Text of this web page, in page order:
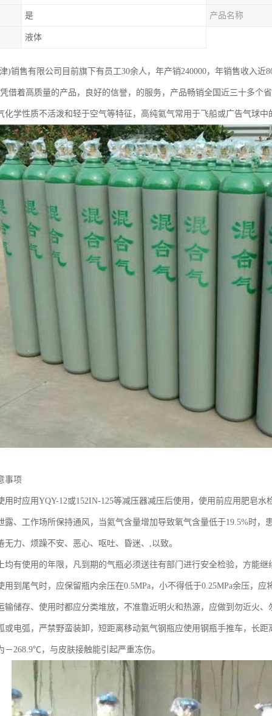
是 产品名称
液体
)销售有限公司目前旗下有员工30余人，年产销240000，年销售收入近
借着高质量的产品，良好的信誉，的服务，产品畅销全国近三十多个
化学性质不活泼和轻于空气等特征，高纯氦气常用于飞船或广告气球
事项
用时应用YQY-12或152IN-125等减压器减压后使用，使用前应用肥皂
露、工作场所保持通风，当氦气含量增加导致氧气含量低于19.5%时，
无力、烦躁不安、恶心、呕吐、昏迷、,以致。
均有使用的年限，凡到期的气瓶必须送往有部门进行安全检验，方能继
用到尾气时，应保留瓶内余压在0.5MPa，小不得低于0.25MPa余压，
输储存、使用时都应分类堆放，不准靠近明火和热源，应做到勿近火
或电弧，严禁野蛮装卸，短距离移动氦气钢瓶应使用钢瓶手推车，长
－268.9℃，与皮肤接触能引起严重冻伤。